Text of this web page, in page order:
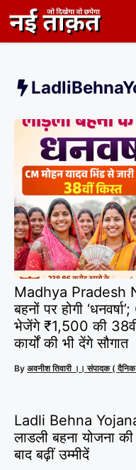
to
content
Madhya Pradesh
बहनों पर होगी
भेजेंगे ₹1,500 की
कार्यों की भी देंगे सौगात
By अवनीश तिवारी ।। संपादक (
Ladli Behna
लाडली बहना योजना
बाद बढ़ीं उम्मीदें